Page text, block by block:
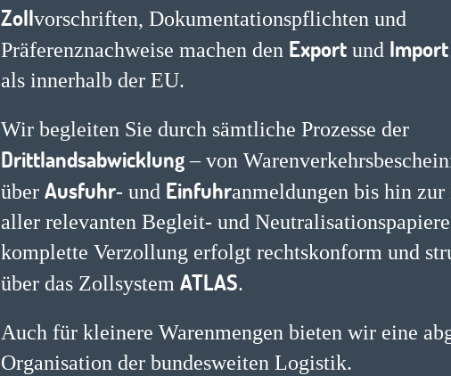
Zollvorschriften, Dokumentationspflichten und
Präferenznachweise machen den Export und Import
als innerhalb der EU.
Wir begleiten Sie durch sämtliche Prozesse der
Drittlandsabwicklung– von
überAusfuhr- und Einfuhranmeldungen bis hin
aller relevanten Begleit- und
komplette Verzollung erfolgt rechtskonform und
über das ZollsystemATLAS.
Auch für kleinere Warenmengen bieten wir eine
Organisation der bundesweiten Logistik.